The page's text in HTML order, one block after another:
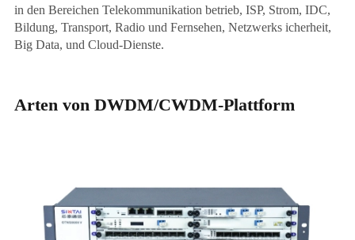
in den Bereichen Telekommunikation betrieb, ISP, Strom, IDC,
Bildung, Transport, Radio und Fernsehen, Netzwerks icherheit,
Big Data, und Cloud-Dienste.
Arten von DWDM/CWDM-Plattform
1U Plattform